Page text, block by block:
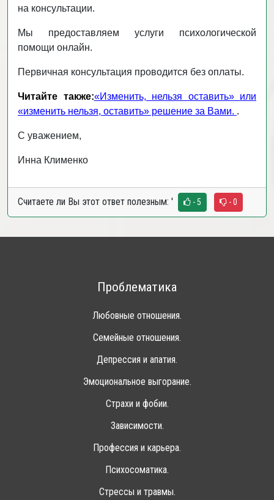
на консультации.
Мы предоставляем услуги психологической
помощи онлайн.
Первичная консультация проводится без оплаты.
Читайте также:«Изменить, нельзя оставить» или
«изменить нельзя, оставить» решение за Вами. .
С уважением,
Инна Клименко
Считаете ли Вы этот ответ полезным: ' - 5 - 0
Проблематика
Любовные отношения.
Семейные отношения.
Депрессия и апатия.
Эмоциональное выгорание.
Страхи и фобии.
Зависимости.
Профессия и карьера.
Психосоматика.
Стрессы и травмы.